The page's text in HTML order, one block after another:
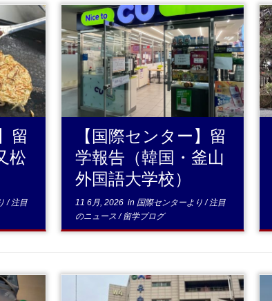
留
松
/注目
...続きを読む
【国際センター】留
学報告（韓国・釜山
外国語大学校）
11 6月, 2026 in 国際センターより/注目
のニュース/留学ブログ